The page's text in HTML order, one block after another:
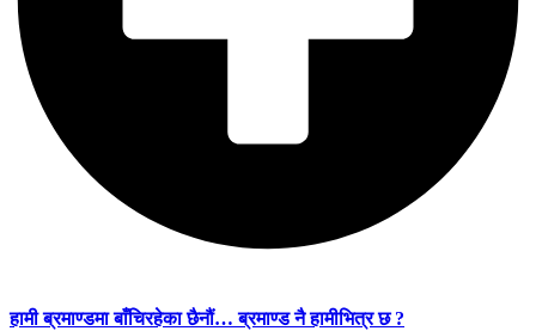
हामी ब्रमाण्डमा बाँचिरहेका छैनौं… ब्रमाण्ड नै हामीभित्र छ ?